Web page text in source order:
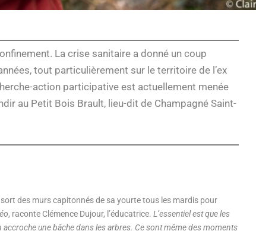
La crise sanitaire a donné un coup
tout particulièrement sur le territoire de l’ex
action participative est actuellement menée
au Petit Bois Brault, lieu-dit de Champagné Saint-
des murs capitonnés de sa yourte tous les mardis pour
, raconte Clémence Dujour, l’éducatrice. L’essentiel est que les
une bâche dans les arbres. Ce sont même des moments